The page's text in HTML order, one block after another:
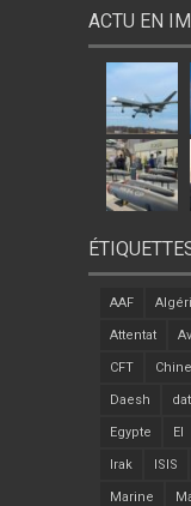
ACTU EN
AAF
Attentat
CFT Chine
Daesh dat
Egypte EI
Irak ISIS
Marine